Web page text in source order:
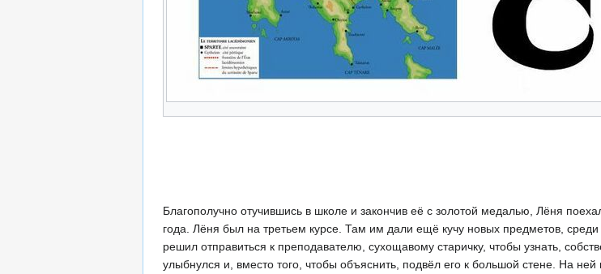
Благополучно отучившись в школе и закончив её с золотой медалью, Лёня
года. Лёня был на третьем курсе. Там им дали ещё кучу новых предметов,
решил отправиться к преподавателю, сухощавому старичку, чтобы узнать,
улыбнулся и, вместо того, чтобы объяснить, подвёл его к большой стене. На